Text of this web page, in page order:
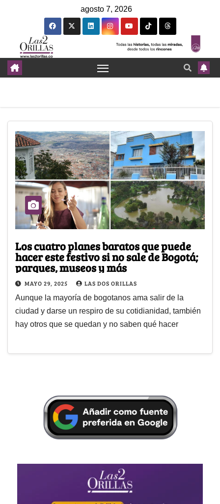
agosto 7, 2026
Los cuatro planes baratos que puede
hacer este festivo si no sale de Bogotá;
parques, museos y más
MAYO 29, 2025 LAS DOS ORILLAS
Aunque la mayoría de bogotanos ama salir de la
ciudad y darse un respiro de su cotidianidad, también
hay otros que se quedan y no saben qué hacer